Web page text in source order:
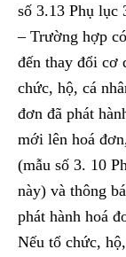
số 3.13 Phụ lục
– Trường hợp
đến thay đổi cơ
chức, hộ, cá
đơn đã phát
mới lên hoá
(mẫu số 3. 10
này) và thông
phát hành hoá
Nếu tổ chức,